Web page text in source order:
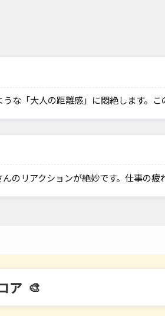
な「大人の距離感」に悶絶します。こ
のリアクションが絶妙です。仕事の疲
ア